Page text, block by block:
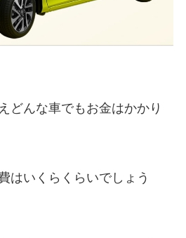
どんな車でもお金はかかり
はいくらくらいでしょう